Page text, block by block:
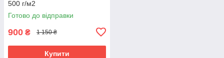
500 г/м2
Готово до відправки
900 ₴ 1 150 ₴
Купити